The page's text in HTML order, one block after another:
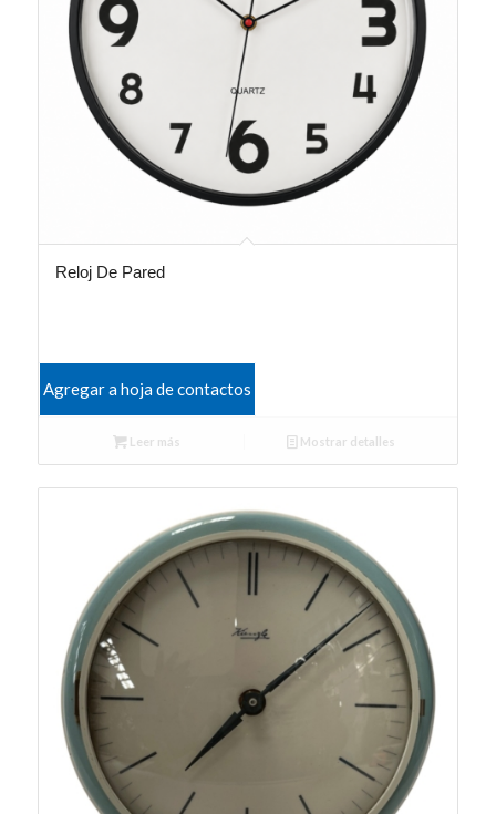
Reloj De Pared
Agregar a hoja de contactos
Leer más Mostrar detalles